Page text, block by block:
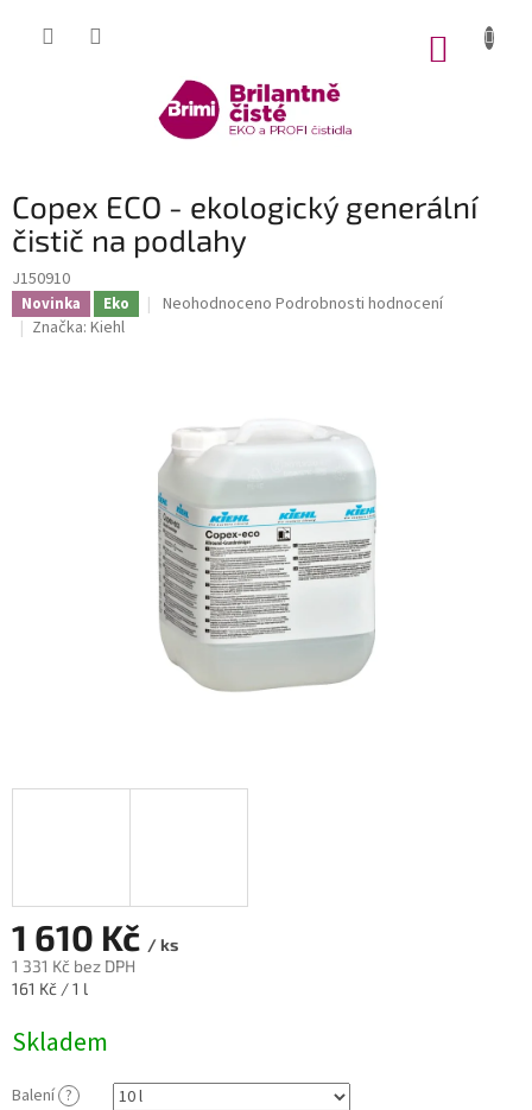
Copex ECO - ekologický generální
čistič na podlahy
J150910
Novinka Eko
Průměrné
hvězdiček.
Neohodnoceno Podrobnosti hodnocení
Značka: Kiehl
1 610 Kč / ks
1 331 Kč bez DPH
Měrná
161 Kč / 1 l
Skladem
Balení ?